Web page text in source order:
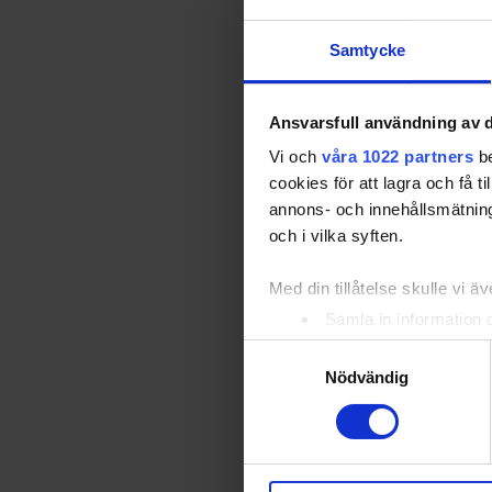
Samtycke
Ansvarsfull användning av
Vi och våra 1022 partners
cookies för att lagra och få
annons- och
och i vilka syften.
Med din tillåtelse skulle vi
Samla in information
Identifiera din enhet
Ta reda på mer om hur
eller dra tillbaka ditt
sociala medier och
Nödvändig